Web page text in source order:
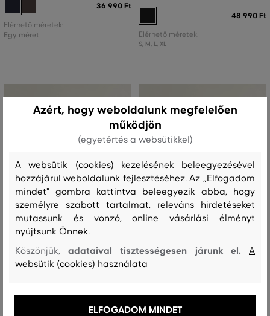
36 990 Ft
Elérhető méretek:
Egy méret
48 990 Ft
Elérhető méretek:
S, M, L, XL
ÚJDONSÁG
Azért, hogy weboldalunk megfelelően
működjön
(egyetértés a websütikkel)
A websütik (cookies) kezelésének beleegyezésével
hozzájárul weboldalunk fejlesztéséhez. Az „Elfogadom
mindet" gombra kattintva beleegyezik abba, hogy
személyre szabott tartalmat, releváns hirdetéseket
mutassunk és vonzó, online vásárlási élményt
nyújtsunk Önnek.
Köszönjük,adataival tisztességesen járunk el.A
websütik (cookies) használata
ELFOGADOM MINDET